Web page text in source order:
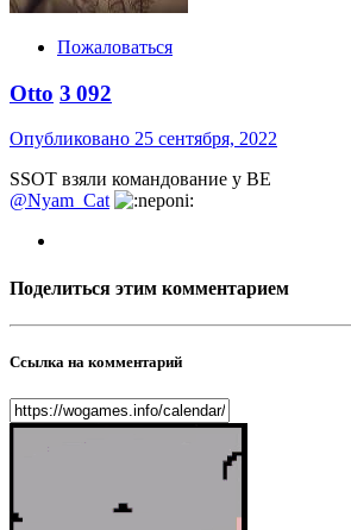
Пожаловаться
Otto 3 092
Опубликовано 25 сентября, 2022
SSOT взяли командование у BE
@Nyam_Cat
Поделиться этим комментарием
Ссылка на комментарий